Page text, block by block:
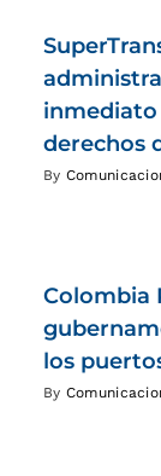
inmediato
derechos
By
Colombia
los
By